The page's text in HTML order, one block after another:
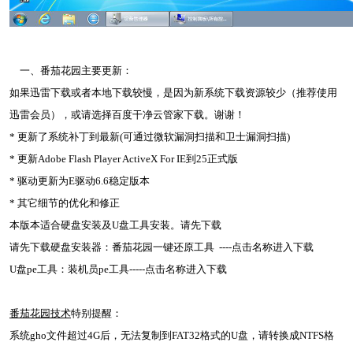
一、番茄花园主要更新：
如果迅雷下载或者本地下载较慢，是因为新系统下载资源较少（推荐使用
迅雷会员），或请选择百度干净云管家下载。谢谢！
* 更新了系统补丁到最新(可通过微软漏洞扫描和卫士漏洞扫描)
* 更新Adobe Flash Player ActiveX For IE到25正式版
* 驱动更新为E驱动6.6稳定版本
* 其它细节的优化和修正
本版本适合硬盘安装及U盘工具安装。请先下载
请先下载硬盘安装器：番茄花园一键还原工具 ----点击名称进入下载
U盘pe工具：装机员pe工具-----点击名称进入下载
番茄花园技术特别提醒：
系统gho文件超过4G后，无法复制到FAT32格式的U盘，请转换成NTFS格